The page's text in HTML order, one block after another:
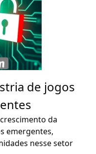
de jogos
da
emergentes,
nesse setor